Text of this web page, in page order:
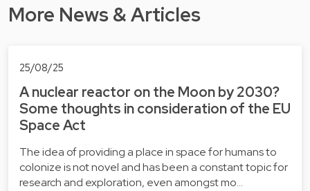
More News & Articles
25/08/25
A nuclear reactor on the Moon by 2030?
Some thoughts in consideration of the EU
Space Act
The idea of providing a place in space for humans to
colonize is not novel and has been a constant topic for
research and exploration, even amongst mo…